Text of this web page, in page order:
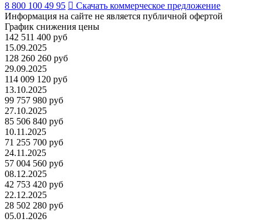
8 800 100 49 95
Скачать коммерческое предложение
Информация на сайте не является публичной офертой
График снижения цены
142 511 400 руб
15.09.2025
128 260 260 руб
29.09.2025
114 009 120 руб
13.10.2025
99 757 980 руб
27.10.2025
85 506 840 руб
10.11.2025
71 255 700 руб
24.11.2025
57 004 560 руб
08.12.2025
42 753 420 руб
22.12.2025
28 502 280 руб
05.01.2026